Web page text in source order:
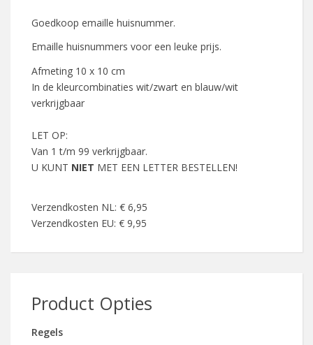
Goedkoop emaille huisnummer.
Emaille huisnummers voor een leuke prijs.
Afmeting 10 x 10 cm
In de kleurcombinaties wit/zwart en blauw/wit
verkrijgbaar
LET OP:
Van 1 t/m 99 verkrijgbaar.
U KUNT NIET MET EEN LETTER BESTELLEN!
Verzendkosten NL: € 6,95
Verzendkosten EU: € 9,95
Product Opties
Regels